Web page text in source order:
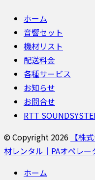
ホーム
音響セット
機材リスト
配送料金
各種サービス
お知らせ
お問合せ
RTT
© Copyright 2026 【株
材レンタル｜PAオペレー
ホーム